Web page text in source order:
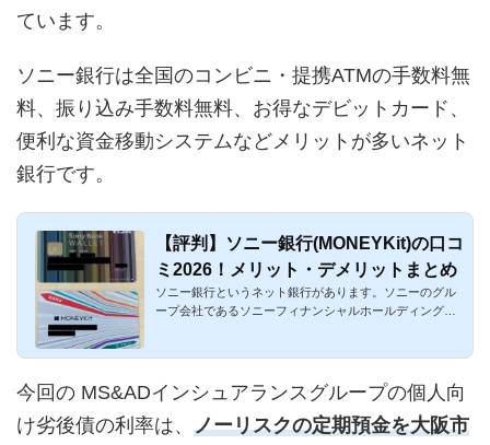
ています。
ソニー銀行は全国のコンビニ・提携ATMの手数料無
料、振り込み手数料無料、お得なデビットカード、
便利な資金移動システムなどメリットが多いネット
銀行です。
【評判】ソニー銀行(MONEYKit)の口コ
ミ2026！メリット・デメリットまとめ
ソニー銀行というネット銀行があります。ソニーのグル
ープ会社であるソニーフィナンシャルホールディングス
今回の MS&ADインシュアランスグループの個人向
け劣後債の利率は、 ノーリスクの定期預金を大阪市